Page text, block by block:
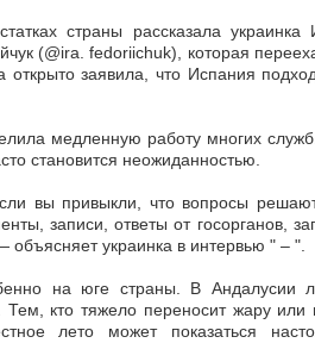
страны рассказала украинка
(@ira. fedoriichuk), которая
заявила, что Испания
медленную работу многих
становится неожиданностью.
вы привыкли, что вопросы
записи, ответы от госорганов,
украинка в интервью " – ".
на юге страны. В Андалусии
кто тяжело переносит жару или
лето может показаться